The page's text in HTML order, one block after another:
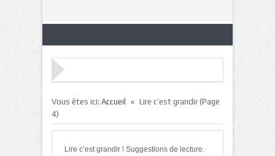
Vous êtes ici: Accueil » Lire c’est grandir(Page
4)
Lire c’est grandir ! Suggestions de lecture.